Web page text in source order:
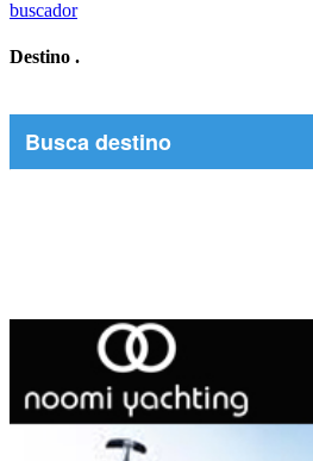
buscador
Destino .